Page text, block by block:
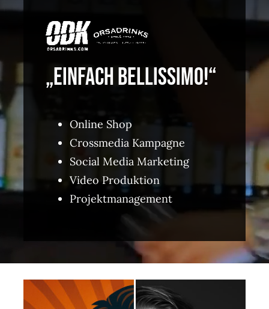
„EINFACH BELLISSIMO!“
Online Shop
Crossmedia Kampagne
Social Media Marketing
Video Produktion
Projektmanagement